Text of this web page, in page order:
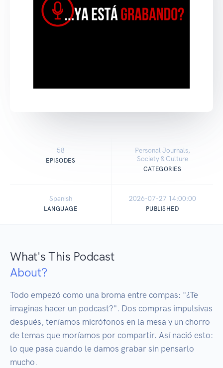
58
EPISODES
Personal Journals,
Society & Culture
CATEGORIES
Spanish
LANGUAGE
2026-07-27 14:00:00
PUBLISHED
What's This Podcast
About?
Todo empezó como una broma entre compas: "¿Te
imaginas hacer un podcast?". Dos compras impulsivas
después, teníamos micrófonos en la mesa y un chorro
de temas que moríamos por compartir. Así nació esto:
lo que pasa cuando le damos grabar sin pensarlo
mucho.